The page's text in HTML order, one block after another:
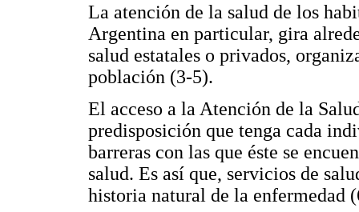
La atención de la salud de los
Argentina en particular, gira
salud estatales o privados,
población (3-5).
El acceso a la Atención de la
predisposición que tenga cada
barreras con las que éste se
salud. Es así que, servicios de
historia natural de la enfermedad